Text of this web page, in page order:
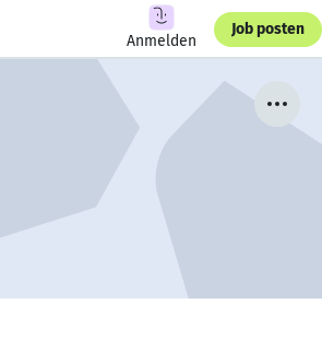
Anmelden
Job posten